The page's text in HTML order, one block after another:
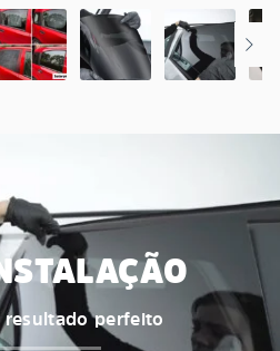
resultado perfeito